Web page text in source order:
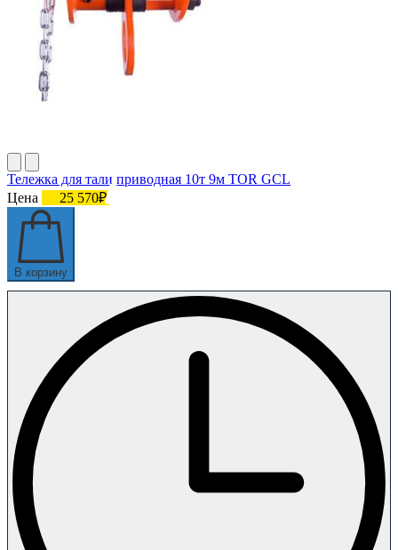
Тележка для тали приводная 10т 9м TOR GCL
Цена
25 570₽
В корзину